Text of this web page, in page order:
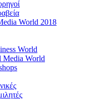
World 2018
World
Media World